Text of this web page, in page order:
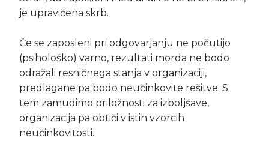
je upravičena skrb.
Če se zaposleni pri odgovarjanju ne počutijo
(psihološko) varno, rezultati morda ne bodo
odražali resničnega stanja v organizaciji,
predlagane pa bodo neučinkovite rešitve. S
tem zamudimo priložnosti za izboljšave,
organizacija pa obtiči v istih vzorcih
neučinkovitosti.